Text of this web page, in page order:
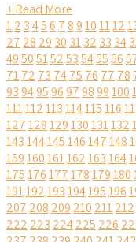
+ Read More
12 3456 789101112
27 28 29 30 3132 33 34
4950515253545556
7172 73 7475 76 77 78
93949596979899100
111112113114115116
127128129130131132
143144145146147148
159160161162163164
175176177178179180
191192193194195196
207 208 209 210 211212
222 223 224225 226